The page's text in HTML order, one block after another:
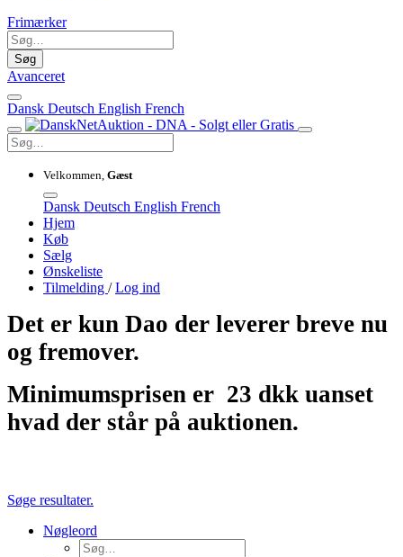
Frimærker
Søg
Avanceret
Dansk Deutsch English French
Velkommen, Gæst
Dansk Deutsch English French
Hjem
Køb
Sælg
Ønskeliste
Tilmelding /Log ind
Det er kun Dao der leverer breve nu
og fremover.
Minimumsprisen er 23 dkk uanset
hvad der står på auktionen.
Søge resultater.
Nøgleord